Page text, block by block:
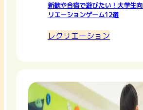
新歓や合宿で遊びたい！大学生
リエーションゲーム12選
レクリエーション